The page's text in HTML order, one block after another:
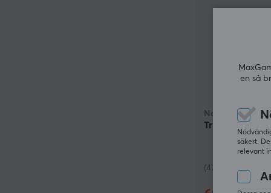
Natec
Tryckluft
(47)
en så
säkert.
relevant